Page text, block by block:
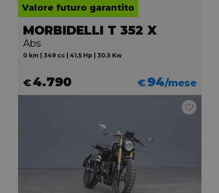
Valore futuro garantito
MORBIDELLI T 352 X
Abs
0 km | 349 cc | 41.5 Hp | 30.5 Kw
€4.790 €94/mese